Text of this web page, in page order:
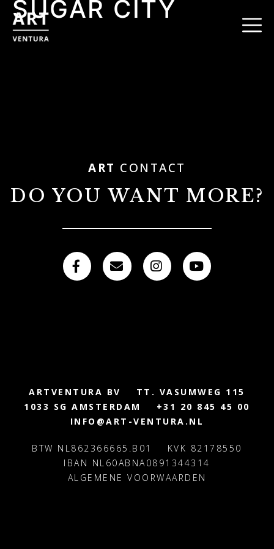
SUGAR CITY
ART CONTACT
DO YOU WANT MORE?
ARTVENTURA BV
TT. VASUMWEG 115
1033 SG AMSTERDAM
+31 20 845 45 00
INFO@ART-VENTURA.NL
BTW NL862366665.B01
KVK 82178550
IBAN NL60ABNA0891344314
ALGEMENE VOORWAARDEN